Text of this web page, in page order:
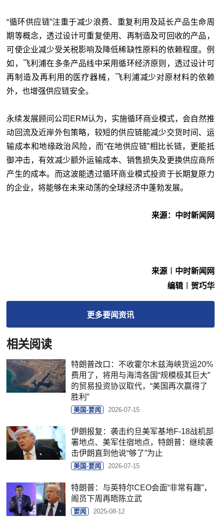
“循环供应链”注重于减少浪费、重复利用及延长产品生命周
期等概念，透过设计可重复使用、再制造及可回收的产品，
可使企业减少受关税影响及降低稀缺性原料的依赖程度。例
如，飞利浦在多条产品线中采用循环经济原则，透过设计可
再制造及再利用的医疗器械，飞利浦减少对原材料的依赖
外，也增强供应链安全。
永续发展顾问公司ERM认为，实施循环商业模式，会自然推
动回流及近岸外包策略，较短的供应链能减少交货时间、运
输成本和地缘政治风险，而“在地供应链”相比长链，更能抵
御冲击，有效减少额外运输成本、销售损失及更换供应商所
产生的成本。而这波能透过循环商业模式投资于长期复原力
的企业，将能够在未来动荡的全球经济中蓬勃发展。
来源：中时新闻网
来源︱中时新闻网
编辑︱贺巧华
更多要闻资讯
相关阅读
特朗普改口：不收霍尔木兹海峡货运20%
费用了，将用与海湾各国“规模极其巨大”
的贸易投资协议取代，“美国再次赢得了
胜利”
美国-要闻 2026-07-15
伊朗报复：袭击约旦美军基地F-18战机部
署地点、美军住宿地点，特朗普：继续袭
击伊朗直到他说“够了”为止
美国-要闻 2026-07-15
特朗普：与英特尔CEO会面“非常有趣”，
阁员下周再晤陈立武
要闻 2025-08-12